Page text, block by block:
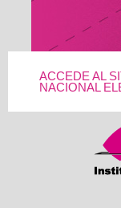
ACCEDE AL
NACIONAL